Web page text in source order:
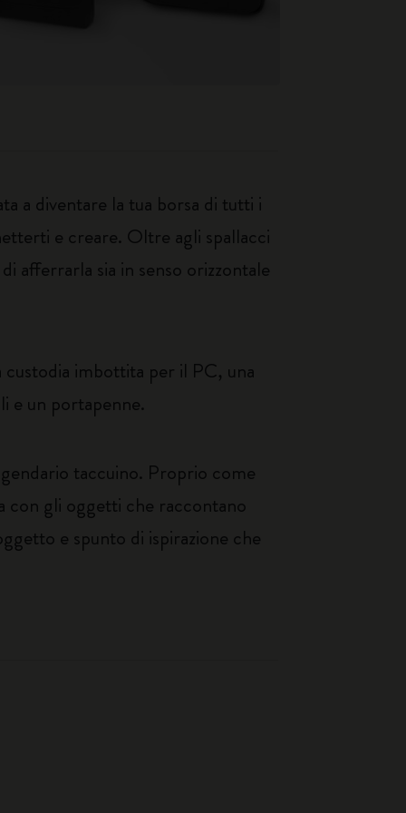
a diventare la tua borsa di tutti i
e creare. Oltre agli spallacci
afferrarla sia in senso orizzontale
custodia imbottita per il PC, una
e un portapenne.
taccuino. Proprio come
con gli oggetti che raccontano
e spunto di ispirazione che